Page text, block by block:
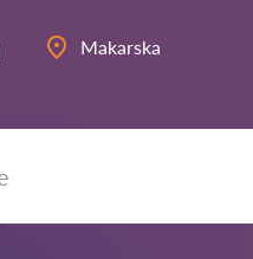
Makarska